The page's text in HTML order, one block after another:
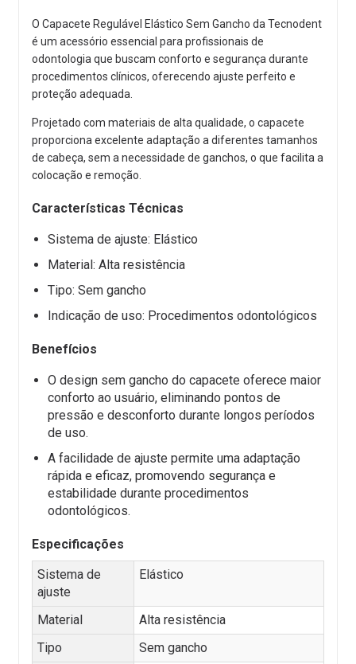
O Capacete Regulável Elástico Sem Gancho da Tecnodent
é um acessório essencial para profissionais de
odontologia que buscam conforto e segurança durante
procedimentos clínicos, oferecendo ajuste perfeito e
proteção adequada.
Projetado com materiais de alta qualidade, o capacete
proporciona excelente adaptação a diferentes tamanhos
de cabeça, sem a necessidade de ganchos, o que facilita a
colocação e remoção.
Características Técnicas
Sistema de ajuste: Elástico
Material: Alta resistência
Tipo: Sem gancho
Indicação de uso: Procedimentos odontológicos
Benefícios
O design sem gancho do capacete oferece maior
conforto ao usuário, eliminando pontos de
pressão e desconforto durante longos períodos
de uso.
A facilidade de ajuste permite uma adaptação
rápida e eficaz, promovendo segurança e
estabilidade durante procedimentos
odontológicos.
Especificações
Sistema de
ajuste
Elástico
Material
Alta resistência
Tipo
Sem gancho